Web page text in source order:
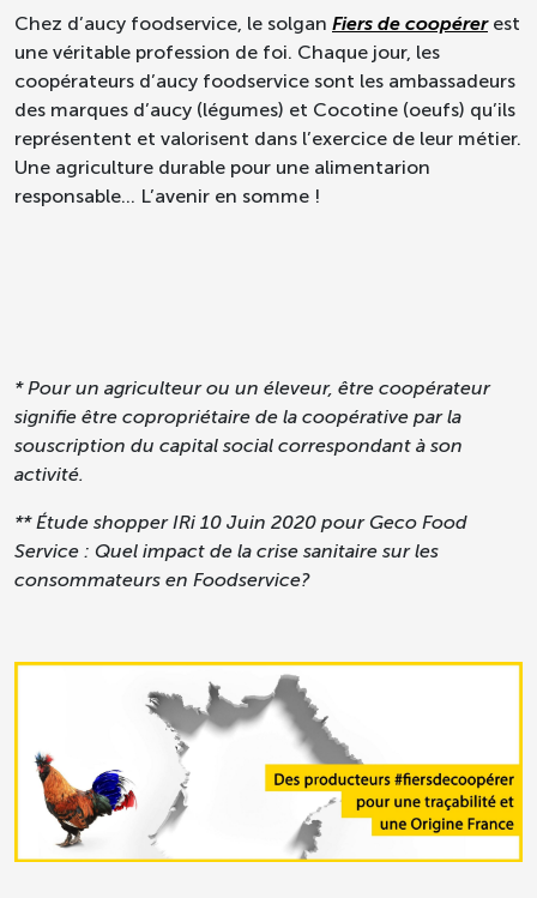
Chez d’aucy foodservice, le solgan Fiers de coopérerest
une véritable profession de foi. Chaque jour, les
coopérateurs d’aucy foodservice sont les ambassadeurs
des marques d’aucy (légumes) et Cocotine (oeufs) qu’ils
représentent et valorisent dans l’exercice de leur métier.
Une agriculture durable pour une alimentarion
responsable… L’avenir en somme !
* Pour un agriculteur ou un éleveur, être coopérateur
signifie être copropriétaire de la coopérative par la
souscription du capital social correspondant à son
activité.
** Étude shopper IRi 10 Juin 2020 pour Geco Food
Service : Quel impact de la crise sanitaire sur les
consommateurs en Foodservice?